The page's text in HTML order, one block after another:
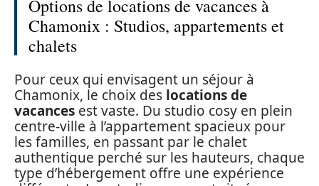
Options de locations de vacances à
Chamonix : Studios, appartements et
chalets
Pour ceux qui envisagent un séjour à
Chamonix, le choix des locations de
vacances est vaste. Du studio cosy en plein
centre-ville à l’appartement spacieux pour
les familles, en passant par le chalet
authentique perché sur les hauteurs, chaque
type d’hébergement offre une expérience